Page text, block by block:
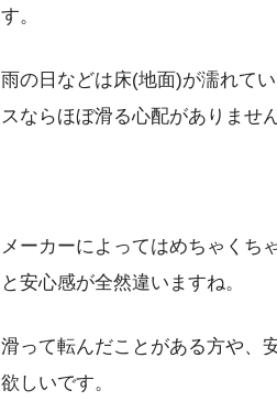
す。
雨の日などは床(地面)が濡れて
スならほぼ滑る心配がありません
メーカーによってはめちゃくち
と安心感が全然違いますね。
滑って転んだことがある方や、
欲しいです。